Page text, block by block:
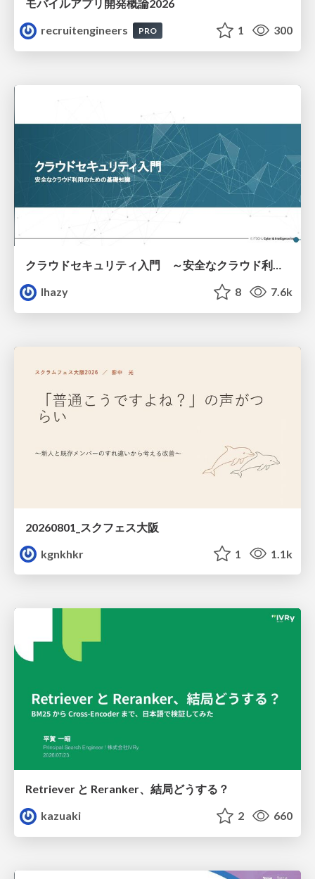
モバイルアプリ開発概論2026
recruitengineers
PRO 1 300
クラウドセキュリティ入門 ～安全なクラウド利用のための基礎知識～
lhazy
8 7.6k
20260801_スクフェス大阪
kgnkhkr
1 1.1k
Retriever と Reranker、結局どうする？
kazuaki
2 660